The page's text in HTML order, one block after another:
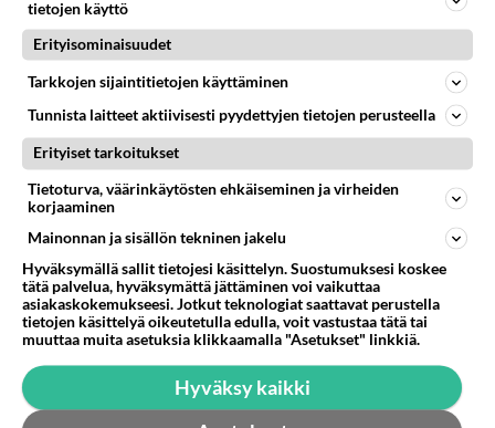
Kommentoi aloitusta...
Ketjusta on poistettu
LUETUIMMAT KESKUSTELUT
PÄIVÄ VIIKKO KUUKAUSI
kaivattusi on ?
07.08.2026 16:24
Ikävä
937
tietojen käyttö
Erityisominaisuudet
Tarkkojen sijaintitietojen käyttäminen
Tunnista laitteet aktiivisesti pyydettyjen tietojen perusteella
Erityiset tarkoitukset
Tietoturva, väärinkäytösten ehkäiseminen ja virheiden
korjaaminen
Mainonnan ja sisällön tekninen jakelu
Hyväksymällä sallit tietojesi käsittelyn. Suostumuksesi koskee
tätä palvelua, hyväksymättä jättäminen voi vaikuttaa
asiakaskokemukseesi. Jotkut teknologiat saattavat perustella
tietojen käsittelyä oikeutetulla edulla, voit vastustaa tätä tai
muuttaa muita asetuksia klikkaamalla "Asetukset" linkkiä.
Hyväksy kaikki